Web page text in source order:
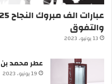
والتفوق
13 يونيو، 2023
عطر محمد بن
19 يونيو، 2023